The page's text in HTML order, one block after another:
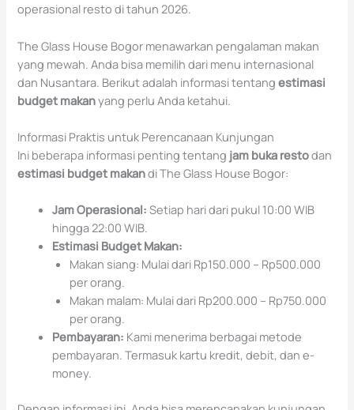
operasional resto di tahun 2026.
The Glass House Bogor menawarkan pengalaman makan
yang mewah. Anda bisa memilih dari menu internasional
dan Nusantara. Berikut adalah informasi tentangestimasi
budget makanyang perlu Anda ketahui.
Informasi Praktis untuk Perencanaan Kunjungan
Ini beberapa informasi penting tentang jam buka restodan
estimasi budget makandi The Glass House Bogor:
Jam Operasional: Setiap hari dari pukul 10:00 WIB
hingga 22:00 WIB.
Estimasi Budget Makan:
Makan siang: Mulai dari Rp150.000 – Rp500.000
per orang.
Makan malam: Mulai dari Rp200.000 – Rp750.000
per orang.
Pembayaran: Kami menerima berbagai metode
pembayaran. Termasuk kartu kredit, debit, dan e-
money.